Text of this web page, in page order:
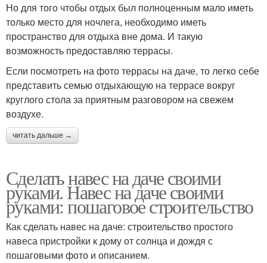
Но для того чтобы отдых был полноценным мало иметь
только место для ночлега, необходимо иметь
пространство для отдыха вне дома. И такую
возможность предоставляю террасы.
Если посмотреть на фото террасы на даче, то легко себе
представить семью отдыхающую на террасе вокруг
круглого стола за приятным разговором на свежем
воздухе.
читать дальше →
Сделать навес на даче своими
руками. Навес на даче своими
руками: пошаговое строительство
Как сделать навес на даче: строительство простого
навеса пристройки к дому от солнца и дождя с
пошаговыми фото и описанием.